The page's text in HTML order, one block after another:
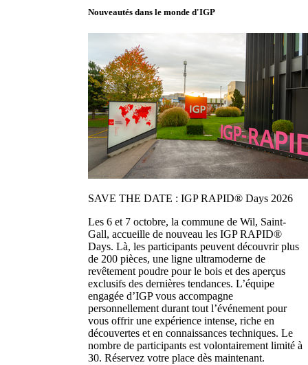
Nouveautés dans le monde d'IGP
SAVE THE DATE : IGP RAPID® Days 2026
Les 6 et 7 octobre, la commune de Wil, Saint-
Gall, accueille de nouveau les IGP RAPID®
Days. Là, les participants peuvent découvrir plus
de 200 pièces, une ligne ultramoderne de
revêtement poudre pour le bois et des aperçus
exclusifs des dernières tendances. L’équipe
engagée d’IGP vous accompagne
personnellement durant tout l’événement pour
vous offrir une expérience intense, riche en
découvertes et en connaissances techniques. Le
nombre de participants est volontairement limité à
30. Réservez votre place dès maintenant.